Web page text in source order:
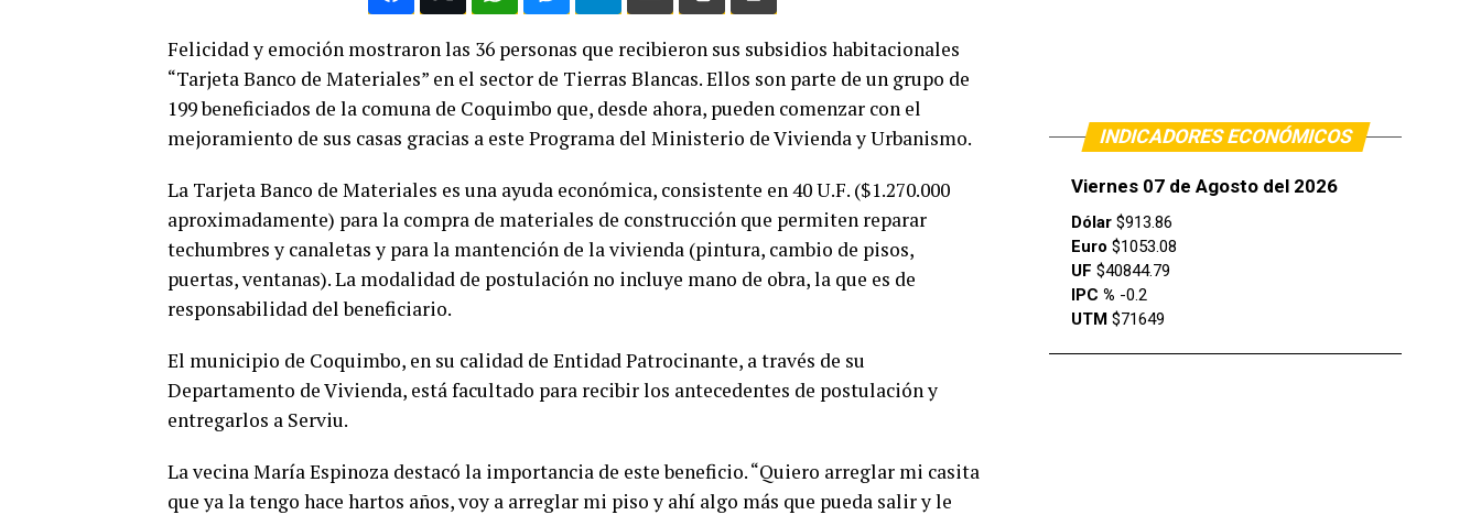
Felicidad y emoción mostraron las 36 personas que recibieron sus subsidios habitacionales
“Tarjeta Banco de Materiales” en el sector de Tierras Blancas. Ellos son parte de un grupo de
199 beneficiados de la comuna de Coquimbo que, desde ahora, pueden comenzar con el
mejoramiento de sus casas gracias a este Programa del Ministerio de Vivienda y Urbanismo.
La Tarjeta Banco de Materiales es una ayuda económica, consistente en 40 U.F. ($1.270.000
aproximadamente) para la compra de materiales de construcción que permiten reparar
techumbres y canaletas y para la mantención de la vivienda (pintura, cambio de pisos,
puertas, ventanas). La modalidad de postulación no incluye mano de obra, la que es de
responsabilidad del beneficiario.
El municipio de Coquimbo, en su calidad de Entidad Patrocinante, a través de su
Departamento de Vivienda, está facultado para recibir los antecedentes de postulación y
entregarlos a Serviu.
La vecina María Espinoza destacó la importancia de este beneficio. “Quiero arreglar mi casita
que ya la tengo hace hartos años, voy a arreglar mi piso y ahí algo más que pueda salir y le
INDICADORES ECONÓMICOS
Viernes 07 de Agosto del 2026
Dólar $913.86
Euro $1053.08
UF $40844.79
IPC % -0.2
UTM $71649